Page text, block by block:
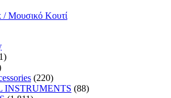
Μουσικό Κουτί
(220)
INSTRUMENTS (88)